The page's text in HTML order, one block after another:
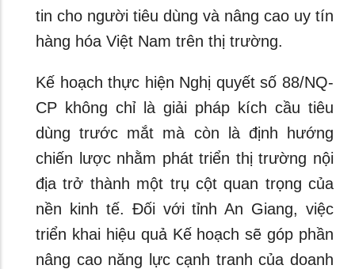
tin cho người tiêu dùng và nâng cao uy tín
hàng hóa Việt Nam trên thị trường.
Kế hoạch thực hiện Nghị quyết số 88/NQ-
CP không chỉ là giải pháp kích cầu tiêu
dùng trước mắt mà còn là định hướng
chiến lược nhằm phát triển thị trường nội
địa trở thành một trụ cột quan trọng của
nền kinh tế. Đối với tỉnh An Giang, việc
triển khai hiệu quả Kế hoạch sẽ góp phần
nâng cao năng lực cạnh tranh của doanh